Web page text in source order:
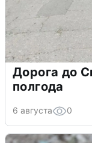
Дорога до
полгода
6 августа 0